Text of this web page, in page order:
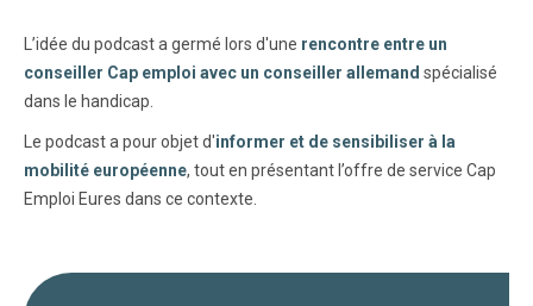
L’idée du podcast a germé lors d'une rencontre entre un
conseiller Cap emploi avec un conseiller allemand spécialisé
dans le handicap.
Le podcast a pour objet d'informer et de sensibiliser à la
mobilité européenne, tout en présentant l’offre de service Cap
Emploi Eures dans ce contexte.